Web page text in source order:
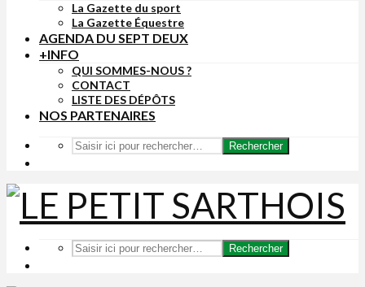
La Gazette du sport
La Gazette Équestre
AGENDA DU SEPT DEUX
+INFO
QUI SOMMES-NOUS ?
CONTACT
LISTE DES DÉPÔTS
NOS PARTENAIRES
Rechercher
Rechercher